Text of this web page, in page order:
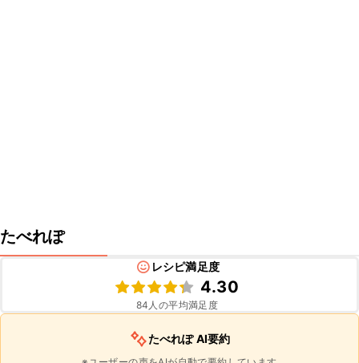
たべれぽ
レシピ満足度
4.30
84 人の平均満足度
たべれぽ AI要約